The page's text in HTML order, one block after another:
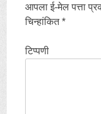
e
r
(
O
n
s
o
o
n
आपला ई-मेल पत्ता
चिन्हांकित*
टिप्पणी